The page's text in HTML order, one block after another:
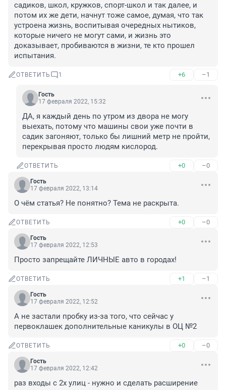
садиков, школ, кружков, спорт-школ и так далее, и
потом их же дети, начнут тоже самое, думая, что так
устроена жизнь, воспитывая очередных нытиков,
которые ничего не могут сами, и жизнь это
доказывает, пробиваются в жизни, те кто прошел
испытания.
ОТВЕТИТЬ 1 +6 –1
Гость
17 февраля 2022, 15:32
ДА, я каждый день по утром из двора не могу
выехать, потому что машины свои уже почти в
садик загоняют, только бы лишний метр не пройти,
перекрывая просто людям кислород.
ОТВЕТИТЬ +0 –0
Гость
17 февраля 2022, 13:14
О чём статья? Не понятно? Тема не раскрыта.
ОТВЕТИТЬ +0 –0
Гость
17 февраля 2022, 12:53
Просто запрещайте ЛИЧНЫЕ авто в городах!
ОТВЕТИТЬ +1 –1
Гость
17 февраля 2022, 12:52
А не застали пробку из-за того, что сейчас у
первоклашек дополнительные каникулы в ОЦ №2
ОТВЕТИТЬ +0 –0
Гость
17 февраля 2022, 12:42
раз входы с 2х улиц - нужно и сделать расширение